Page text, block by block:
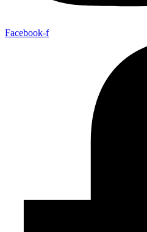
Facebook-f